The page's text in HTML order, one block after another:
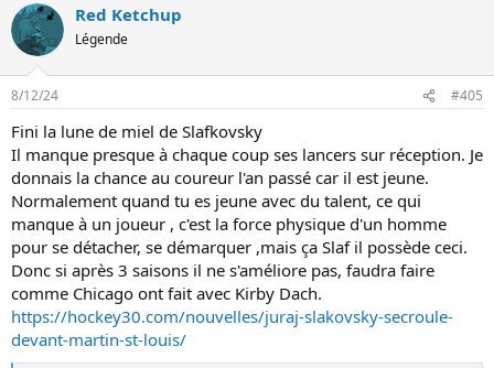
r
é
a
i
n
:
Red Ketchup
Légende
8/12/24 #405
Fini la lune de miel de Slafkovsky
Il manque presque à chaque coup ses lancers sur réception. Je
donnais la chance au coureur l'an passé car il est jeune.
Normalement quand tu es jeune avec du talent, ce qui
manque à un joueur , c'est la force physique d'un homme
pour se détacher, se démarquer ,mais ça Slaf il possède ceci.
Donc si après 3 saisons il ne s'améliore pas, faudra faire
comme Chicago ont fait avec Kirby Dach.
https://hockey30.com/nouvelles/juraj-slakovsky-secroule-
devant-martin-st-louis/